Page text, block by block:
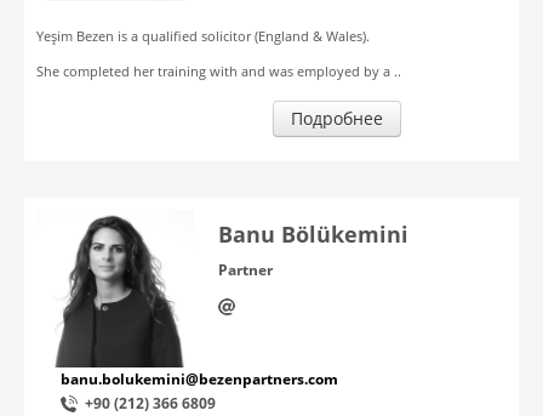
Yeşim Bezen is a qualified solicitor (England & Wales).
She completed her training with and was employed by a ..
Подробнее
Banu Bölükemini
Partner
banu.bolukemini@bezenpartners.com
+90 (212) 366 6809